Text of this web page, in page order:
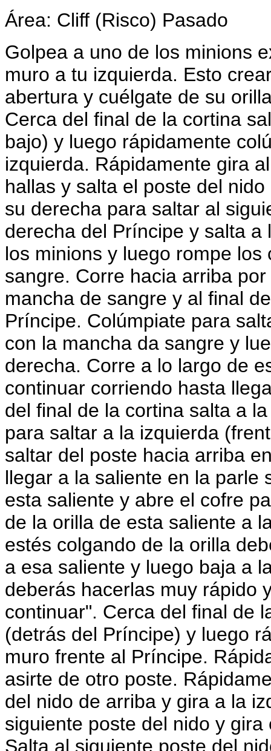
Área: Cliff (Risco) Pasado
Golpea a uno de los minions
muro a tu izquierda. Esto
abertura y cuélgate de su
Cerca del final de la cortina
bajo) y luego rápidamente
izquierda. Rápidamente gira
hallas y salta el poste del
su derecha para saltar al
derecha del Príncipe y salta
los minions y luego rompe
sangre. Corre hacia arriba
mancha de sangre y al final
Príncipe. Colúmpiate para
con la mancha da sangre y
derecha. Corre a lo largo de
continuar corriendo hasta
del final de la cortina salta a
para saltar a la izquierda
saltar del poste hacia arriba
llegar a la saliente en la parle
esta saliente y abre el cofre
de la orilla de esta saliente a
estés colgando de la orilla
a esa saliente y luego baja a
deberás hacerlas muy rápido
continuar". Cerca del final de
(detrás del Príncipe) y luego
muro frente al Príncipe.
asirte de otro poste.
del nido de arriba y gira a la
siguiente poste del nido y
Salta al siguiente poste del